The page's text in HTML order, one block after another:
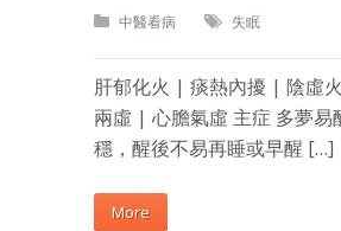
中醫看病 失眠
肝郁化火 | 痰熱內擾 | 陰虛
兩虛 | 心膽氣虛 主症 多夢易
穩，醒後不易再睡或早醒 […]
More